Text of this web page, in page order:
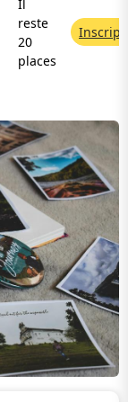
Il
reste
20
places